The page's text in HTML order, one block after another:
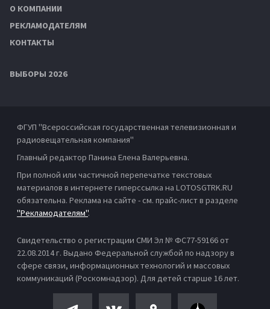
О КОМПАНИИ
РЕКЛАМОДАТЕЛЯМ
КОНТАКТЫ
ВЫБОРЫ 2026
ФГУП "Всероссийская государственная телевизионная и
радиовещательная компания"
Главный редактор Панина Елена Валерьевна.
При полной или частичной перепечатке текстовых
материалов в интернете гиперссылка на LOTOSGTRK.RU
обязательна. Реклама на сайте - см. прайс-лист в разделе
"Рекламодателям".
Свидетельство о регистрации СМИ Эл № ФС77-59166 от
22.08.2014 г. Выдано Федеральной службой по надзору в
сфере связи, информационных технологий и массовых
коммуникаций (Роскомнадзор). Для детей старше 16 лет.